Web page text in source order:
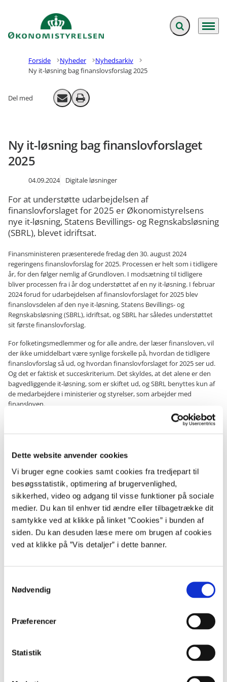
Dette website anvender cookies
Vi bruger egne cookies samt cookies fra tredjepart til
besøgsstatistik, optimering af brugervenlighed,
sikkerhed, video og adgang til visse funktioner på sociale
medier. Du kan til enhver tid ændre eller tilbagetrække dit
samtykke ved at klikke på linket ”Cookies” i bunden af
siden. Du kan desuden læse mere om brugen af cookies
ved at klikke på ”Vis detaljer” i dette banner.
Nødvendig
Præferencer
Statistik
Gå til forsiden Fold søgefelt ud
Menu
Forside Nyheder
Nyhedsarkiv
Ny it-løsning bag finanslovsforslag 2025
Del med Send email
Print
Ny it-løsning bag finanslovforslaget
2025
04.09.2024 Digitale løsninger
For at understøtte udarbejdelsen af
finanslovforslaget for 2025 er Økonomistyrelsens
nye it-løsning, Statens Bevillings- og Regnskabsløsning
(SBRL), blevet idriftsat.
Finansministeren præsenterede fredag den 30. august 2024
regeringens finanslovforslag for 2025. Processen er helt som i tidligere
år, for den følger nemlig af Grundloven. I modsætning til tidligere
bliver processen fra i år dog understøttet af en ny it-løsning. I februar
2024 forud for udarbejdelsen af finanslovforslaget for 2025 blev
finanslovsdelen af den nye it-løsning, Statens Bevillings- og
Regnskabsløsning (SBRL), idriftsat, og SBRL har således understøttet
sit første finanslovforslag.
For folketingsmedlemmer og for alle andre, der læser finansloven, vil
der ikke umiddelbart være synlige forskelle på, hvordan de tidligere
finanslovforslag så ud, og hvordan finanslovforslaget for 2025 ser ud.
Og det er faktisk et succeskriterium. Det skyldes, at det alene er den
bagvedliggende it-løsning, som er skiftet ud, og SBRL benyttes kun af
de medarbejdere i ministerier og styrelser, som arbejder med
finansloven.
Direktør i Økonomistyrelsen, Maria Schack Vindum, udtaler:
Jeg glæder mig over, at SBRL er en usynlig succes, fordi det
udseendemæssigt og opsætningsmæssigt genkendeligt
finanslovforslag. Det skyldes ikke mindst det gode samarbejde
med vores kolleger i statens departementer og styrelser i hele
udviklings- og implementeringsprocessen, hvilket jeg gerne vil
takke for.
SBRL består ud over finanslovsdelen også af en statsregnskabsdel,
Læs finanslovsforslag 2025 på Finansministeriets hjemmeside